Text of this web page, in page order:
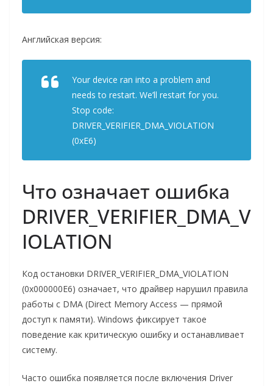
​Английская версия:
Your device ran into a problem and
needs to restart. We’ll restart for you.
​Stop code:
DRIVER_VERIFIER_DMA_VIOLATION
(0xE6)
Что означает ошибка
DRIVER_VERIFIER_DMA_V
IOLATION
Код остановки DRIVER_VERIFIER_DMA_VIOLATION
(0x000000E6) означает, что драйвер нарушил правила
работы с DMA (Direct Memory Access — прямой
доступ к памяти). Windows фиксирует такое
поведение как критическую ошибку и останавливает
систему.
Часто ошибка появляется после включения Driver